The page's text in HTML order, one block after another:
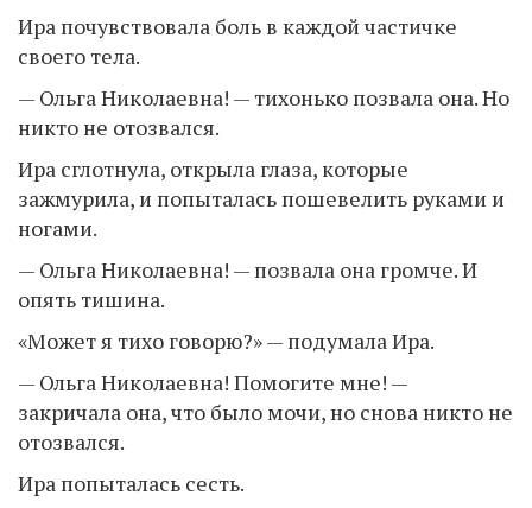
Ира почувствовала боль в каждой частичке
своего тела.
— Ольга Николаевна! — тихонько позвала она. Но
никто не отозвался.
Ира сглотнула, открыла глаза, которые
зажмурила, и попыталась пошевелить руками и
ногами.
— Ольга Николаевна! — позвала она громче. И
опять тишина.
«Может я тихо говорю?» — подумала Ира.
— Ольга Николаевна! Помогите мне! —
закричала она, что было мочи, но снова никто не
отозвался.
Ира попыталась сесть.